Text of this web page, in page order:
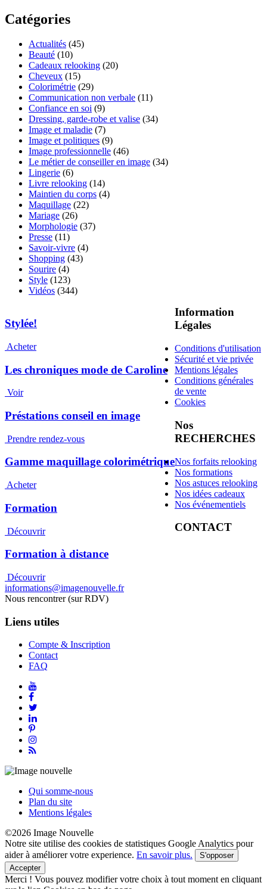
Catégories
Actualités (45)
Beauté (10)
Cadeaux relooking (20)
Cheveux (15)
Colorimétrie (29)
Communication non verbale (11)
Confiance en soi (9)
Dressing, garde-robe et valise (34)
Image et maladie (7)
Image et politiques (9)
Image professionnelle (46)
Le métier de conseiller en image (34)
Lingerie (6)
Livre relooking (14)
Maintien du corps (4)
Maquillage (22)
Mariage (26)
Morphologie (37)
Presse (11)
Savoir-vivre (4)
Shopping (43)
Sourire (4)
Style (123)
Vidéos (344)
Stylée!
Acheter
Les chroniques mode de Caroline
Voir
Préstations conseil en image
Prendre rendez-vous
Gamme maquillage colorimétrique
Acheter
Formation
Découvrir
Formation à distance
Découvrir
Information
Légales
Conditions d'utilisation
Sécurité et vie privée
Mentions légales
Conditions générales
de vente
Cookies
Nos
RECHERCHES
Nos forfaits relooking
Nos formations
Nos astuces relooking
Nos idées cadeaux
Nos événementiels
CONTACT
informations@imagenouvelle.fr
Nous rencontrer (sur RDV)
Liens utiles
Compte & Inscription
Contact
FAQ
Qui somme-nous
Plan du site
Mentions légales
©2026 Image Nouvelle
Notre site utilise des cookies de statistiques Google Analytics pour
aider à améliorer votre experience. En savoir plus.
S'opposer
Accepter
Merci ! Vous pouvez modifier votre choix à tout moment en cliquant